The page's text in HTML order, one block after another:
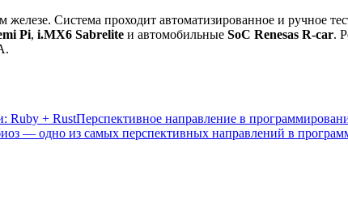
железе. Система проходит автоматизированное и ручное
Pi, i.MX6 Sabrelite и автомобильные SoC Renesas R-car.
Ruby + RustПерспективное направление в
— одно из самых перспективных направлений в